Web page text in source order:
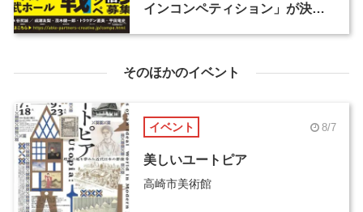
インコンペティション」が決勝
そのほかのイベント
イベント 8/7
美しいユートピア
高崎市美術館